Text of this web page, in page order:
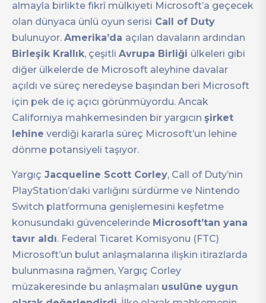
almayla birlikte fikrî mülkiyeti Microsoft’a geçecek
olan dünyaca ünlü oyun serisi Call of Duty
bulunuyor. Amerika’da açılan davaların ardından
Birleşik Krallık, çeşitli Avrupa Birliği ülkeleri gibi
diğer ülkelerde de Microsoft aleyhine davalar
açıldı ve süreç neredeyse başından beri Microsoft
için pek de iç açıcı görünmüyordu. Ancak
Californiya mahkemesinden bir yargıcın şirket
lehine verdiği kararla süreç Microsoft’un lehine
dönme potansiyeli taşıyor.
Yargıç Jacqueline Scott Corley, Call of Duty’nin
PlayStation’daki varlığını sürdürme ve Nintendo
Switch platformuna genişlemesini keşfetme
konusundaki güvencelerinde Microsoft’tan yana
tavır aldı. Federal Ticaret Komisyonu (FTC)
Microsoft’un bulut anlaşmalarına ilişkin itirazlarda
bulunmasına rağmen, Yargıç Corley
müzakeresinde bu anlaşmaları usulüne uygun